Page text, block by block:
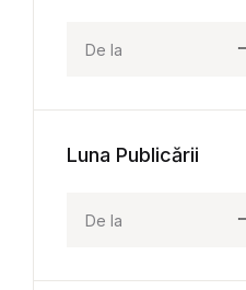
Luna Publicării